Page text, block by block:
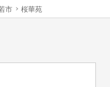
市 桜華苑